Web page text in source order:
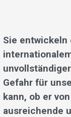
Sie entwickeln
Gefahr für
kann, ob er
ausreichende